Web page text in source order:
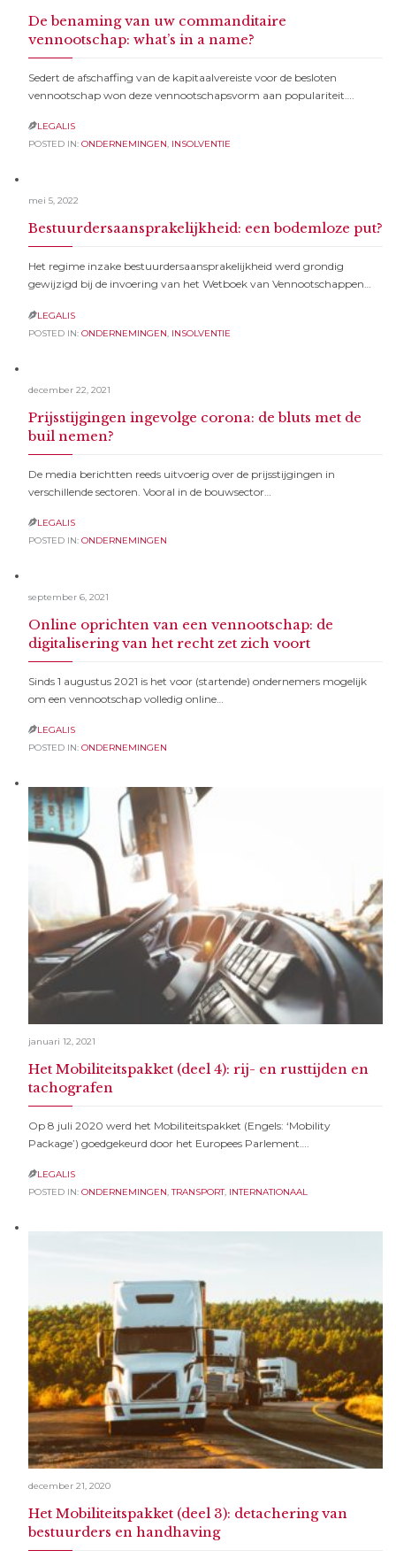
De benaming van uw commanditaire
vennootschap: what’s in a name?
Sedert de afschaffing van de kapitaalvereiste voor de besloten
vennootschap won deze vennootschapsvorm aan populariteit….
LEGALIS
POSTED IN: ONDERNEMINGEN, INSOLVENTIE
mei 5, 2022
Bestuurdersaansprakelijkheid: een bodemloze put?
Het regime inzake bestuurdersaansprakelijkheid werd grondig
gewijzigd bij de invoering van het Wetboek van Vennootschappen…
LEGALIS
POSTED IN: ONDERNEMINGEN INSOLVENTIE
december 22, 2021
Prijsstijgingen ingevolge corona: de bluts met de
buil nemen?
De media berichtten reeds uitvoerig over de prijsstijgingen in
verschillende sectoren. Vooral in de bouwsector…
LEGALIS
POSTED IN: ONDERNEMINGEN
september 6, 2021
Online oprichten van een vennootschap: de
digitalisering van het recht zet zich voort
Sinds 1 augustus 2021 is het voor (startende) ondernemers mogelijk
om een vennootschap volledig online…
LEGALIS
POSTED IN: ONDERNEMINGEN
januari 12, 2021
Het Mobiliteitspakket (deel 4): rij- en rusttijden en
tachografen
Op 8 juli 2020 werd het Mobiliteitspakket (Engels: ‘Mobility
Package’) goedgekeurd door het Europees Parlement….
LEGALIS
POSTED IN: ONDERNEMINGEN,TRANSPORT, INTERNATIONAAL
december 21, 2020
Het Mobiliteitspakket (deel 3): detachering van
bestuurders en handhaving